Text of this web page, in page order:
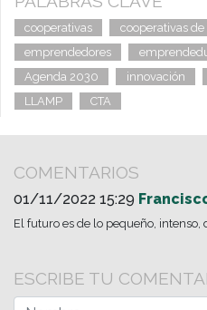
cooperativas cooperativas de
emprendedores
Agenda 2030
innovación
LLAMP
CTA
COMENTARIOS
01/11/2022 15:29
El futuro es de lo pequeño, intenso,
ESCRIBE TU